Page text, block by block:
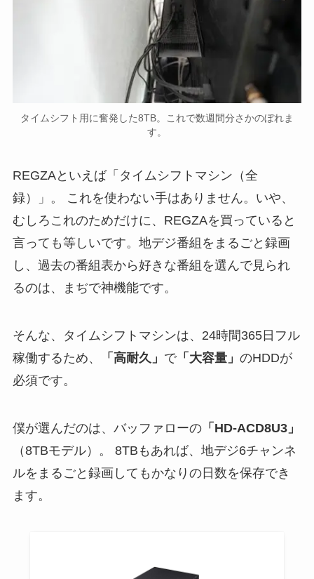
タイムシフト用に奮発した8TB。これで数週間分さかのぼれま
す。
REGZAといえば「タイムシフトマシン（全
録）」。 これを使わない手はありません。いや、
むしろこれのためだけに、REGZAを買っていると
言っても等しいです。地デジ番組をまるごと録画
し、過去の番組表から好きな番組を選んで見られ
るのは、まぢで神機能です。
そんな、タイムシフトマシンは、24時間365日フル
稼働するため、
「高耐久」 で「大容量」 のHDDが
必須です。
僕が選んだのは、バッファローの「HD-ACD8U3」
（8TBモデル）。 8TBもあれば、地デジ6チャンネ
ルをまるごと録画してもかなりの日数を保存でき
ます。